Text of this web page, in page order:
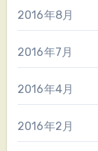
2016年8月
2016年7月
2016年4月
2016年2月